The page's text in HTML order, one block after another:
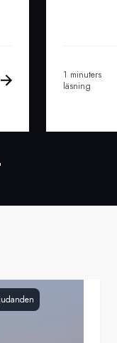
1 minuters
läsning